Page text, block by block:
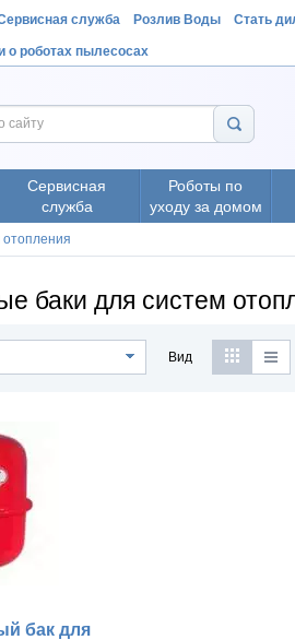
служба Розлив Воды Стать
о роботах пылесосах
Сервисная
служба
Роботы по
уходу за домом
баки для систем
Вид
бак для